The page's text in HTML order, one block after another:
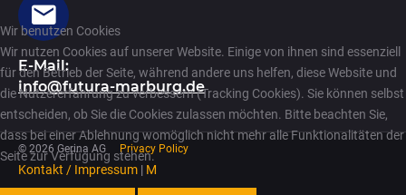
E-Mail:
info@futura-marburg.de
© 2026 Gerina AG Privacy Policy
Kontakt / Impressum | M
Wir benutzen Cookies
Wir nutzen Cookies auf unserer Website. Einige von ihnen sind essenziell
für den Betrieb der Seite, während andere uns helfen, diese Website und
die Nutzererfahrung zu verbessern (Tracking Cookies). Sie können selbst
entscheiden, ob Sie die Cookies zulassen möchten. Bitte beachten Sie,
dass bei einer Ablehnung womöglich nicht mehr alle Funktionalitäten der
Seite zur Verfügung stehen.